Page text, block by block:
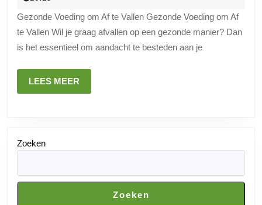
om
Effectief
Af
te
Gezonde Voeding om Af te Vallen Gezonde Voeding om Af
te Vallen Wil je graag afvallen op een gezonde manier? Dan
is het essentieel om aandacht te besteden aan je
LEES MEER
MEER
Zoeken
Zoeken